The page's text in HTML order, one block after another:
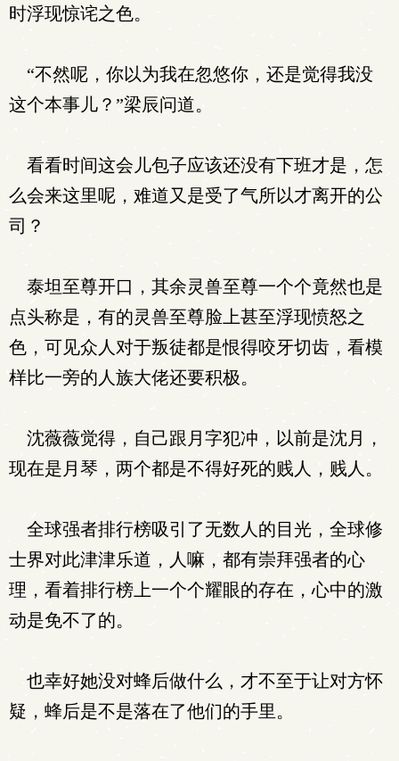
时浮现惊诧之色。
“不然呢，你以为我在忽悠你，还是觉得我没
这个本事儿？”梁辰问道。
看看时间这会儿包子应该还没有下班才是，怎
么会来这里呢，难道又是受了气所以才离开的公
司？
泰坦至尊开口，其余灵兽至尊一个个竟然也是
点头称是，有的灵兽至尊脸上甚至浮现愤怒之
色，可见众人对于叛徒都是恨得咬牙切齿，看模
样比一旁的人族大佬还要积极。
沈薇薇觉得，自己跟月字犯冲，以前是沈月，
现在是月琴，两个都是不得好死的贱人，贱人。
全球强者排行榜吸引了无数人的目光，全球修
士界对此津津乐道，人嘛，都有崇拜强者的心
理，看着排行榜上一个个耀眼的存在，心中的激
动是免不了的。
也幸好她没对蜂后做什么，才不至于让对方怀
疑，蜂后是不是落在了他们的手里。